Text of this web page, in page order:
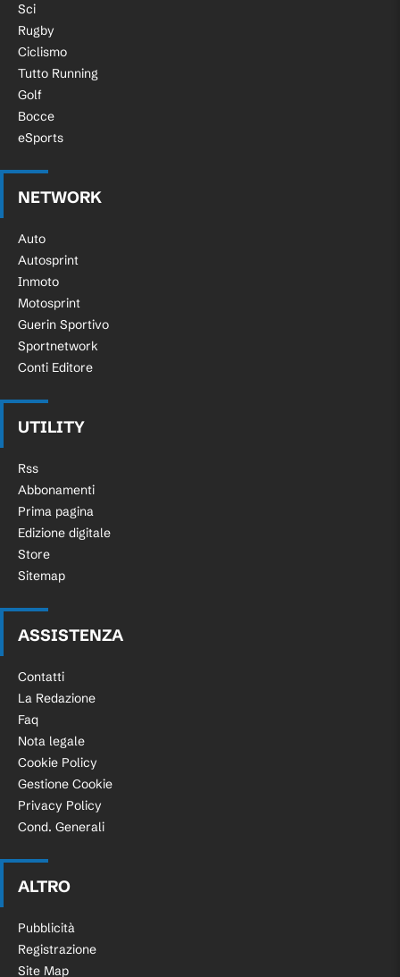
Sci
Rugby
Ciclismo
Tutto Running
Golf
Bocce
eSports
NETWORK
Auto
Autosprint
Inmoto
Motosprint
Guerin Sportivo
Sportnetwork
Conti Editore
UTILITY
Rss
Abbonamenti
Prima pagina
Edizione digitale
Store
Sitemap
ASSISTENZA
Contatti
La Redazione
Faq
Nota legale
Cookie Policy
Gestione Cookie
Privacy Policy
Cond. Generali
ALTRO
Pubblicità
Registrazione
Site Map